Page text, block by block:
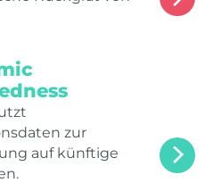
zur
auf künftige